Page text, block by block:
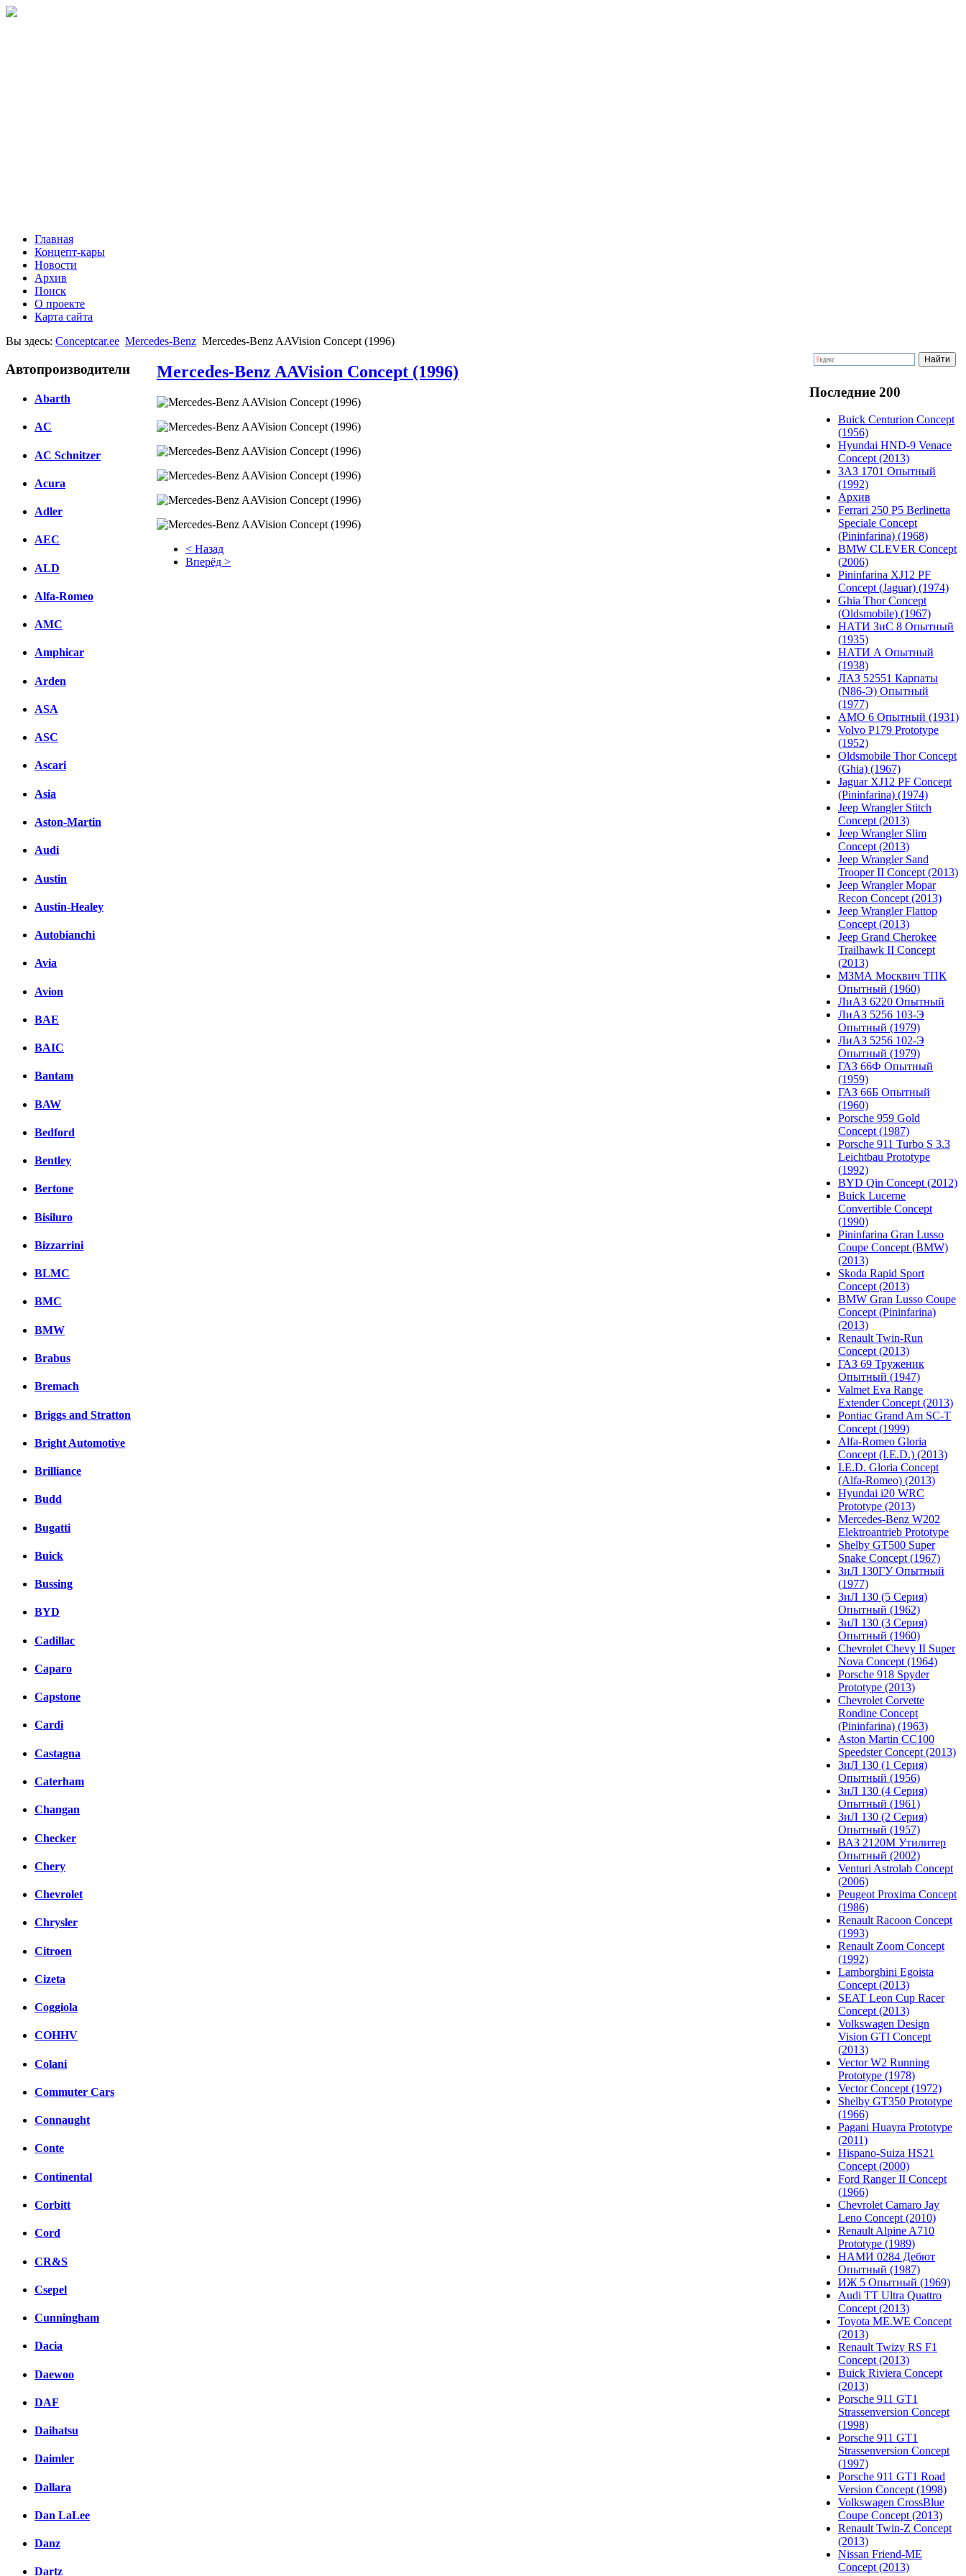
Главная
Концепт-кары
Новости
Архив
Поиск
О проекте
Карта сайта
Вы здесь: Conceptcar.ee Mercedes-Benz Mercedes-Benz AAVision Concept (1996)
Автопроизводители
Abarth
AC
AC Schnitzer
Acura
Adler
AEC
ALD
Alfa-Romeo
AMC
Amphicar
Arden
ASA
ASC
Ascari
Asia
Aston-Martin
Audi
Austin
Austin-Healey
Autobianchi
Avia
Avion
BAE
BAIC
Bantam
BAW
Bedford
Bentley
Bertone
Bisiluro
Bizzarrini
BLMC
BMC
BMW
Brabus
Bremach
Briggs and Stratton
Bright Automotive
Brilliance
Budd
Bugatti
Buick
Bussing
BYD
Cadillac
Caparo
Capstone
Cardi
Castagna
Caterham
Changan
Checker
Chery
Chevrolet
Chrysler
Citroen
Cizeta
Coggiola
COHHV
Colani
Commuter Cars
Connaught
Conte
Continental
Corbitt
Cord
CR&S
Csepel
Cunningham
Dacia
Daewoo
DAF
Daihatsu
Daimler
Dallara
Dan LaLee
Danz
Dartz
Mercedes-Benz AAVision Concept (1996)
< Назад
Вперёд >
Последние 200
Buick Centurion Concept
(1956)
Hyundai HND-9 Venace
Concept (2013)
ЗАЗ 1701 Опытный
(1992)
Архив
Ferrari 250 P5 Berlinetta
Speciale Concept
(Pininfarina) (1968)
BMW CLEVER Concept
(2006)
Pininfarina XJ12 PF
Concept (Jaguar) (1974)
Ghia Thor Concept
(Oldsmobile) (1967)
НАТИ ЗиС 8 Опытный
(1935)
НАТИ А Опытный
(1938)
ЛАЗ 52551 Карпаты
(N86-Э) Опытный
(1977)
АМО 6 Опытный (1931)
Volvo P179 Prototype
(1952)
Oldsmobile Thor Concept
(Ghia) (1967)
Jaguar XJ12 PF Concept
(Pininfarina) (1974)
Jeep Wrangler Stitch
Concept (2013)
Jeep Wrangler Slim
Concept (2013)
Jeep Wrangler Sand
Trooper II Concept (2013)
Jeep Wrangler Mopar
Recon Concept (2013)
Jeep Wrangler Flattop
Concept (2013)
Jeep Grand Cherokee
Trailhawk II Concept
(2013)
МЗМА Москвич ТПК
Опытный (1960)
ЛиАЗ 6220 Опытный
ЛиАЗ 5256 103-Э
Опытный (1979)
ЛиАЗ 5256 102-Э
Опытный (1979)
ГАЗ 66Ф Опытный
(1959)
ГАЗ 66Б Опытный
(1960)
Porsche 959 Gold
Concept (1987)
Porsche 911 Turbo S 3.3
Leichtbau Prototype
(1992)
BYD Qin Concept (2012)
Buick Lucerne
Convertible Concept
(1990)
Pininfarina Gran Lusso
Coupe Concept (BMW)
(2013)
Skoda Rapid Sport
Concept (2013)
BMW Gran Lusso Coupe
Concept (Pininfarina)
(2013)
Renault Twin-Run
Concept (2013)
ГАЗ 69 Труженик
Опытный (1947)
Valmet Eva Range
Extender Concept (2013)
Pontiac Grand Am SC-T
Concept (1999)
Alfa-Romeo Gloria
Concept (I.E.D.) (2013)
I.E.D. Gloria Concept
(Alfa-Romeo) (2013)
Hyundai i20 WRC
Prototype (2013)
Mercedes-Benz W202
Elektroantrieb Prototype
Shelby GT500 Super
Snake Concept (1967)
ЗиЛ 130ГУ Опытный
(1977)
ЗиЛ 130 (5 Серия)
Опытный (1962)
ЗиЛ 130 (3 Серия)
Опытный (1960)
Chevrolet Chevy II Super
Nova Concept (1964)
Porsche 918 Spyder
Prototype (2013)
Chevrolet Corvette
Rondine Concept
(Pininfarina) (1963)
Aston Martin CC100
Speedster Concept (2013)
ЗиЛ 130 (1 Серия)
Опытный (1956)
ЗиЛ 130 (4 Серия)
Опытный (1961)
ЗиЛ 130 (2 Серия)
Опытный (1957)
ВАЗ 2120М Утилитер
Опытный (2002)
Venturi Astrolab Concept
(2006)
Peugeot Proxima Concept
(1986)
Renault Racoon Concept
(1993)
Renault Zoom Concept
(1992)
Lamborghini Egoista
Concept (2013)
SEAT Leon Cup Racer
Concept (2013)
Volkswagen Design
Vision GTI Concept
(2013)
Vector W2 Running
Prototype (1978)
Vector Concept (1972)
Shelby GT350 Prototype
(1966)
Pagani Huayra Prototype
(2011)
Hispano-Suiza HS21
Concept (2000)
Ford Ranger II Concept
(1966)
Chevrolet Camaro Jay
Leno Concept (2010)
Renault Alpine A710
Prototype (1989)
НАМИ 0284 Дебют
Опытный (1987)
ИЖ 5 Опытный (1969)
Audi TT Ultra Quattro
Concept (2013)
Toyota ME.WE Concept
(2013)
Renault Twizy RS F1
Concept (2013)
Buick Riviera Concept
(2013)
Porsche 911 GT1
Strassenversion Concept
(1998)
Porsche 911 GT1
Strassenversion Concept
(1997)
Porsche 911 GT1 Road
Version Concept (1998)
Volkswagen CrossBlue
Coupe Concept (2013)
Renault Twin-Z Concept
(2013)
Nissan Friend-ME
Concept (2013)